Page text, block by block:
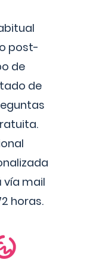
post-
de
de
vía mail
horas.